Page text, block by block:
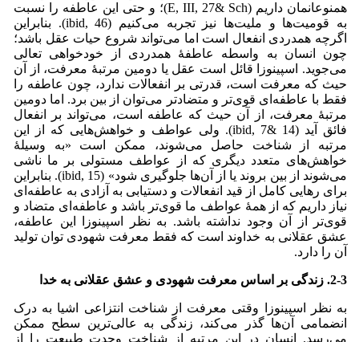
همنوعانمان داریم (E, III, 27& Sch)؛ و حتی این عاطفه را نسبت
به قومیت‌ها و ملیت‌ها نیز تجربه می‌‌کنیم (ibid, 46). بنابراین
اگرچه همدردی انفعال است اما می‌‌تواند شروع حیات عقل باشد؛
چون انسان به واسطه عاطفۀ همدردی از خودخواهی تعالی
می‌‌جوید. اسپینوزا قائل است عقل یا دومین مرتبۀ معرفت، از آن
حیث که معرفت است، قدرتی بر انفعالات ندارد، چون عاطفه را
فقط با عاطفه‌ای قوی‌تر و متضادتر می‌توان از بین برد. اما دومین
مرتبۀ معرفت، از آن حیث که عاطفه است، می‌تواند بر انفعال
فائق آید (ibid, 7& 14). ولی عواطف و خواهش‌هایی که از این
مرتبه از شناخت حاصل می‌شوند، ممکن است «به وسیلۀ
خواهش‌های متعدد دیگری که از عواطف مستولی بر ما ناشی
می‌شوند از بین بروند یا از آن‌ها جلوگیری شود» (ibid, 15). بنابراین
برای رهایی کامل از قید انفعالات و دستیابی به آزادی به عاطفه‌ای
نیاز داریم که از همۀ عواطف ما قوی‌تر باشد و عاطفه‌ای متضاد و
قوی‌تر از آن وجود نداشته باشد. به نظر اسپینوزا این عاطفه،
عشق عقلانی به خداوند است که فقط معرفت شهودی توان تولید
آن را دارد.
2-3. زندگی بر اساس معرفت شهودی و عشق عقلانی به خدا
به نظر اسپینوزا وقتی معرفت از شناخت انتزاعی اشیا به درک
انضمامی آن‌ها گذر می‌‌کند، زندگی به عالی‌ترین سطح ممکن
می‌‌رسد. انسان در این مرتبه از شناخت وحدت طبیعت را از